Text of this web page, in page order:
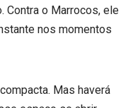
Contra o Marrocos, ele
nos momentos
Mas haverá